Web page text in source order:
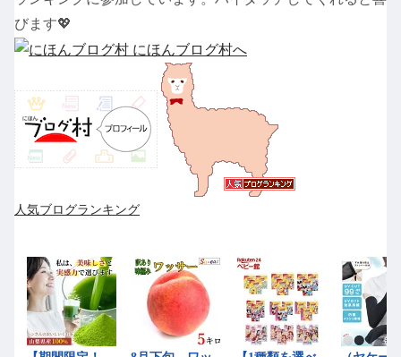
びます💖
人気ブログランキング